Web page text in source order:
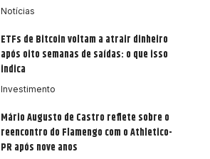
Notícias
ETFs de Bitcoin voltam a atrair dinheiro
após oito semanas de saídas: o que isso
indica
Investimento
Mário Augusto de Castro reflete sobre o
reencontro do Flamengo com o Athletico-
PR após nove anos